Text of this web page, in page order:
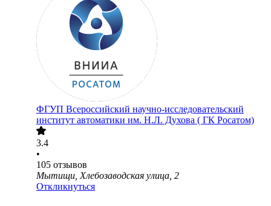
ФГУП Всероссийский научно-исследовательский
институт автоматики им. Н.Л. Духова ( ГК Росатом)
3.4
•
105 отзывов
Мытищи, Хлебозаводская улица, 2
Откликнуться